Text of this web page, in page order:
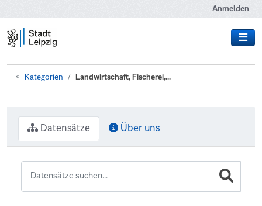
Anmelden
Kategorien Landwirtschaft, Fischerei,...
Datensätze Über uns